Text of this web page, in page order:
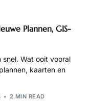
Plannen, GIS-
Wat ooit vooral
kaarten en
2 MIN READ